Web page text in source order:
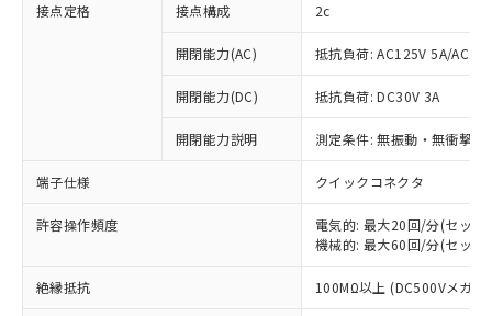
接点定格 接点構成 2c
開閉能力(AC) 抵抗負荷: AC125V 5A/
開閉能力(DC) 抵抗負荷: DC30V 3A
開閉能力説明 測定条件: 無振動・無衝撃
端子仕様 クイックコネクタ
許容操作頻度
電気的: 最大20回/分(セット
機械的: 最大60回/分(セット
絶縁抵抗 100MΩ以上 (DC500Vメガ)
※1 対応状況
対応済み：EU RoHS指令（10物質）の
非含有に対応した製品が提供可能な商品で